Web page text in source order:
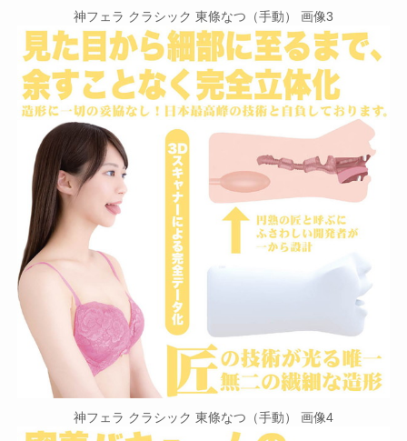
神フェラ クラシック 東條なつ（手動） 画像3
神フェラ クラシック 東條なつ（手動） 画像4